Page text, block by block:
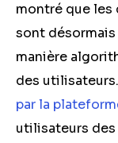
montré que les
sont
manière
des utilisateurs.
par la
utilisateurs